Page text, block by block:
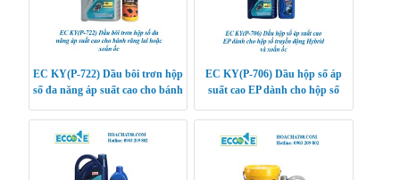
EC KY(P-722) Dầu bôi trơn hộp
số đa năng áp suất cao cho bánh
EC KY(P-706) Dầu hộp số áp
suất cao EP dành cho hộp số